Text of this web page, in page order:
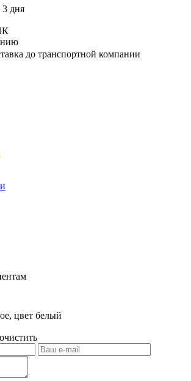
дня
до транспортной компании
цвет белый
очистить